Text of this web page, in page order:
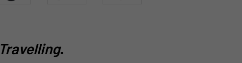
Travelling.